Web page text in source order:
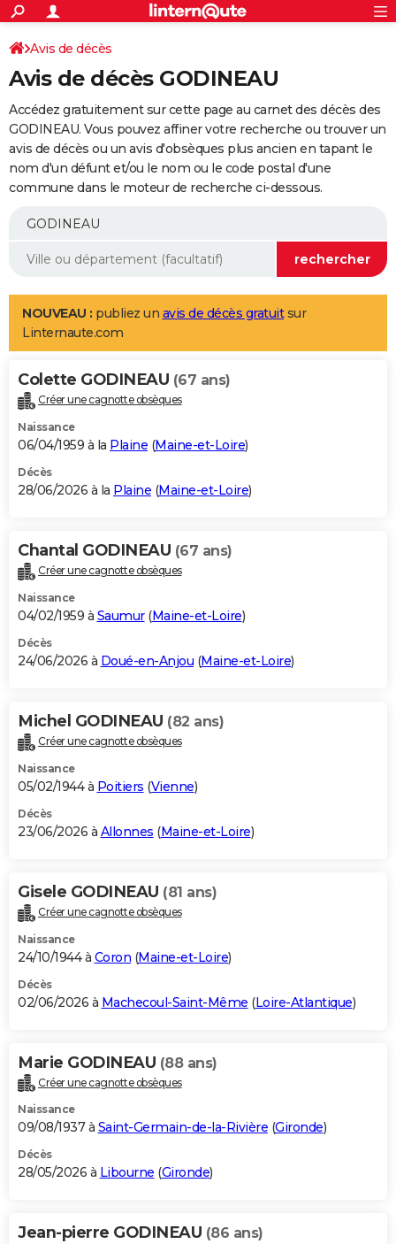
ACTUALITÉS
Politique
Société
Faits Divers
Education
Monde
Villes
+
SPORT
Coupe du monde 2026
Football
Tennis
Cyclisme
Rugby
Forum
Programme TV
TNT
Streaming
Cinéma
Sorties cinéma
Musique
+
FINANCE
Retraite
Epargne
Immobilier
Risques naturels par ville
Banque
Assurance
AUTO
Essais
Réserver un essai
Citadines
Berlines
SUV
Forum auto
+
Mobiles
Meilleur smartphone
Internet
Ordinateurs
Jeux vidéo
Guide high-tech
Aménagement intérieur
LIFESTYLE
Art de vivre
Bien-être
Loisirs
Mode
Modes de vie
Alimentation
Guide de la santé
Maladies
Médicaments
Sommeil
VOYAGE
Destinations
City break
Voyage nature
Voyage de noces
Forum
Climat
+PHOTO
GUIDES D'ACHAT
BONS PLANS
Carte de Noël
Carte Bonne année
Carte Saint-Valentin
Carte Pâques
Carte d'anniversaire
DICTIONNAIRE
Dictionnaire
Biographies
Citations
Expressions
Proverbes
PROGRAMME TV
S'inscrire
Se connecter
Lycées
Collèges
Primaires
Universités
Entreprises
Service militaire
Avis de recherche
AVIS DE DÉCÈS
Bricolage
Lifestyle
Culture
Sport
Auto
Television
Voyage
Cinema
Avis de décès
Avis de décès GODINEAU
Accédez gratuitement sur cette page au carnet des décès des
GODINEAU. Vous pouvez affiner votre recherche ou trouver un
avis de décès ou un avis d'obsèques plus ancien en tapant le
nom d'un défunt et/ou le nom ou le code postal d'une
commune dans le moteur de recherche ci-dessous.
NOUVEAU : publiez un avis de décès gratuitsur
Linternaute.com
Colette GODINEAU (67 ans)
Créer une cagnotte obsèques
Naissance
06/04/1959 à la Plaine (Maine-et-Loire)
Décès
28/06/2026 à la Plaine (Maine-et-Loire)
Chantal GODINEAU (67 ans)
Créer une cagnotte obsèques
Naissance
04/02/1959 à Saumur(Maine-et-Loire)
Décès
24/06/2026 à Doué-en-Anjou (Maine-et-Loire)
Michel GODINEAU (82 ans)
Créer une cagnotte obsèques
Naissance
05/02/1944 à Poitiers (Vienne)
Décès
23/06/2026 à Allonnes (Maine-et-Loire)
Gisele GODINEAU (81 ans)
Créer une cagnotte obsèques
Naissance
24/10/1944 à Coron (Maine-et-Loire)
Décès
02/06/2026 à Machecoul-Saint-Même (Loire-Atlantique)
Marie GODINEAU (88 ans)
Créer une cagnotte obsèques
Naissance
09/08/1937 à Saint-Germain-de-la-Rivière (Gironde)
Décès
28/05/2026 à Libourne (Gironde)
Jean-pierre GODINEAU (86 ans)